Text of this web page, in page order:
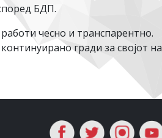
БДП.
чесно и транспарентно.
гради за својот